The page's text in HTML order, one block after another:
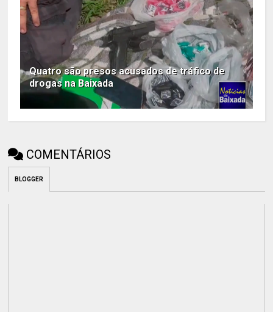
Quatro são presos acusados de tráfico de
drogas na Baixada
COMENTÁRIOS
BLOGGER